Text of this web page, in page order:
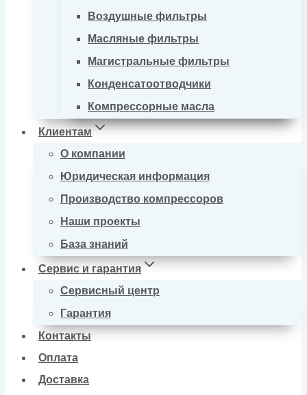
Воздушные фильтры
Масляные фильтры
Магистральные фильтры
Конденсатоотводчики
Компрессорные масла
Клиентам
О компании
Юридическая информация
Производство компрессоров
Наши проекты
База знаний
Сервис и гарантия
Сервисный центр
Гарантия
Контакты
Оплата
Доставка